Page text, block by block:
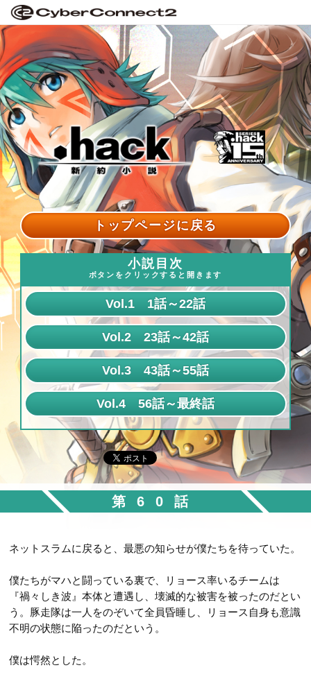
トップページに戻る
小説目次
ボタンをクリックすると開きます
Vol.1 1話～22話
第1話
第2話
第3話
第4話
第5話
第6話
第7話
第8話
第11話
第12話
第13話
Vol.2 23話～42話
第23話
第24話
第25話
第26話
第27話
第28話
第29話
第30話
第32話
第33話
Vol.3 43話～55話
第43話
第44話
第45話
第46話
第47話
第49話
第50話
第51話
第52話
Vol.4 56話～最終話
第56話
第57話
第58話
第59話
第61話
第62話
第63話
第64話
第60話
ネットスラムに戻ると、最悪の知らせが僕たちを待っていた。
僕たちがマハと闘っている裏で、リョース率いるチームは
『禍々しき波』本体と遭遇し、壊滅的な被害を被ったのだとい
う。豚走隊は一人をのぞいて全員昏睡し、リョース自身も意識
不明の状態に陥ったのだという。
僕は愕然とした。